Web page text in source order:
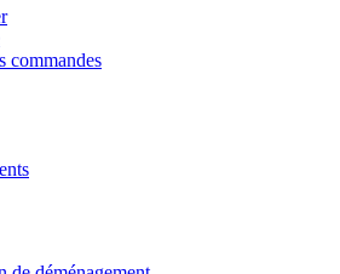
commandes